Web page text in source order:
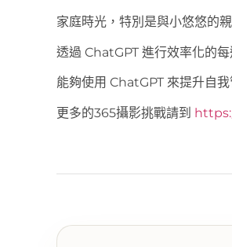
家庭時光，特別是與小悠悠的
透過 ChatGPT 進行效率化的每
能夠使用 ChatGPT 來提升自我
更多的365攝影挑戰請到